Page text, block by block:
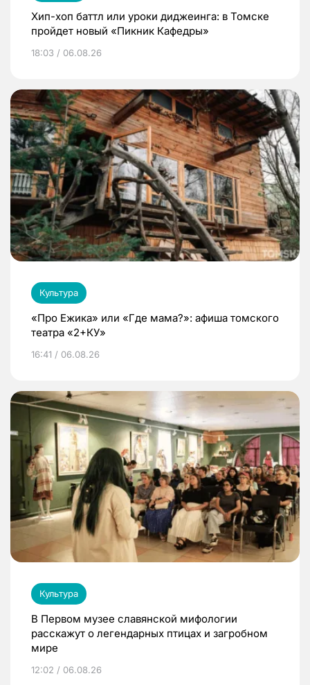
Хип-хоп баттл или уроки диджеинга: в Томске
пройдет новый «Пикник Кафедры»
18:03 / 06.08.26
Культура
«Про Ежика» или «Где мама?»: афиша томского
театра «2+КУ»
16:41 / 06.08.26
Культура
В Первом музее славянской мифологии
расскажут о легендарных птицах и загробном
мире
12:02 / 06.08.26